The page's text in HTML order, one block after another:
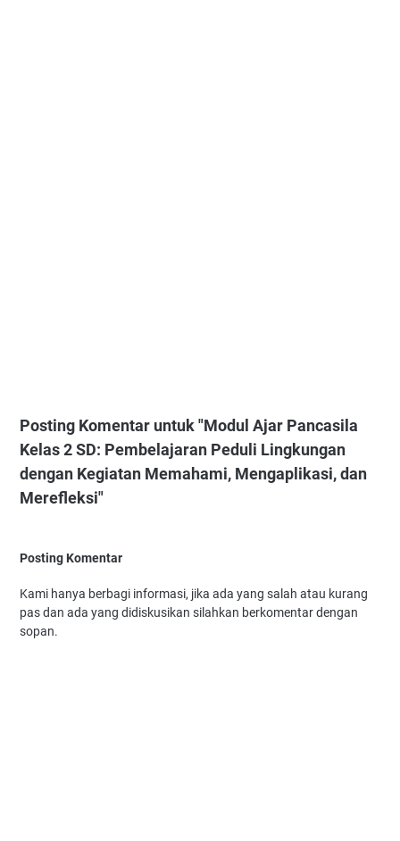
Posting Komentar untuk "Modul Ajar Pancasila
Kelas 2 SD: Pembelajaran Peduli Lingkungan
dengan Kegiatan Memahami, Mengaplikasi, dan
Merefleksi"
Posting Komentar
Kami hanya berbagi informasi, jika ada yang salah atau kurang
pas dan ada yang didiskusikan silahkan berkomentar dengan
sopan.